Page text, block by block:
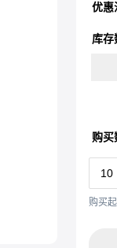
优惠
库存
购买
购买